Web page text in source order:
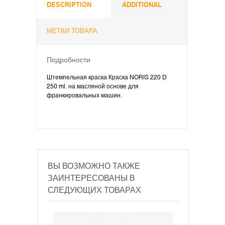
DESCRIPTION ADDITIONAL
МЕТКИ ТОВАРА
Подробности
Штемпельная краска Краска NORIS 220 D
250 ml. на масляной основе для
франкировальных машин.
ВЫ ВОЗМОЖНО ТАКЖЕ
ЗАИНТЕРЕСОВАНЫ В
СЛЕДУЮЩИХ ТОВАРАХ